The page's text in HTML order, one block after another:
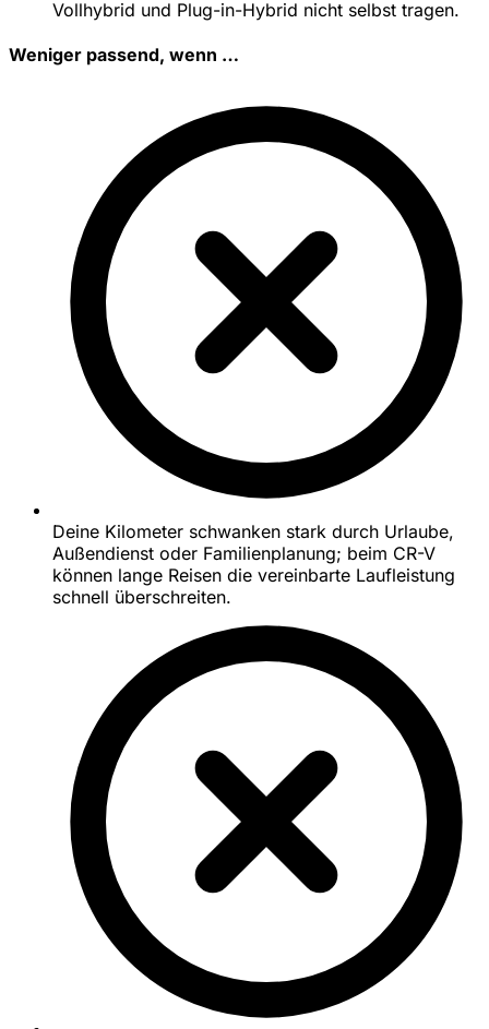
Vollhybrid und Plug-in-Hybrid nicht selbst tragen.
Weniger passend, wenn …
Deine Kilometer schwanken stark durch Urlaube,
Außendienst oder Familienplanung; beim CR-V
können lange Reisen die vereinbarte Laufleistung
schnell überschreiten.